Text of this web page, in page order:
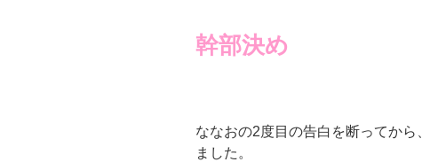
幹部決め
ななおの2度目の告白を断ってから、
ました。